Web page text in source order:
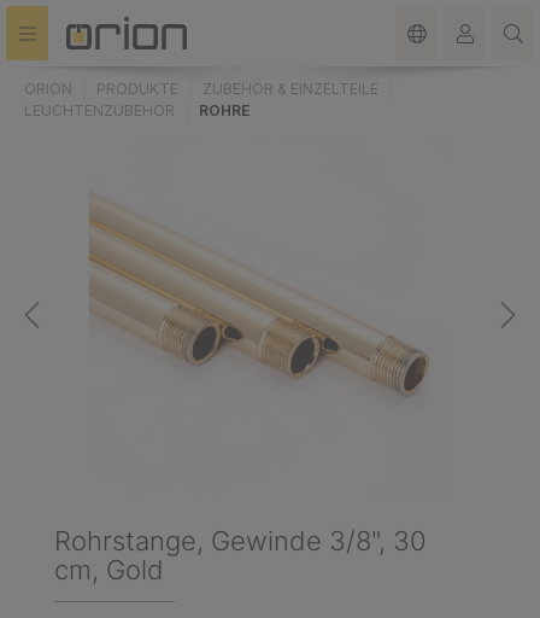
springen
ORION PRODUKTE
ZUBEHÖR & EINZELTEILE
LEUCHTENZUBEHÖR
ROHRE
Rohrstange, Gewinde 3/8", 30
cm, Gold